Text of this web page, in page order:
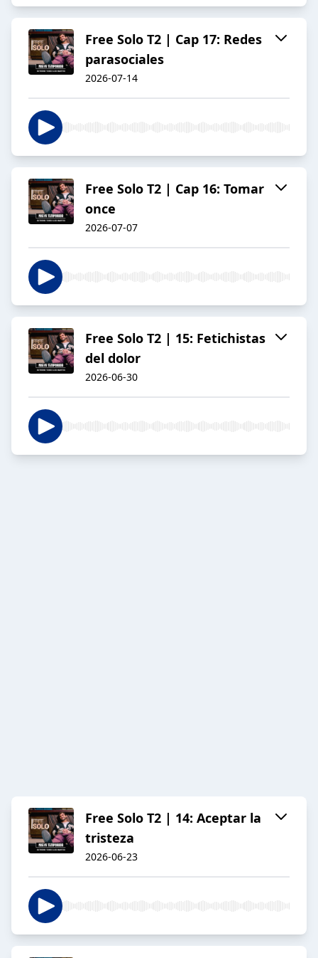
Free Solo T2 | Cap 17: Redes
parasociales
2026-07-14
Free Solo T2 | Cap 16: Tomar
once
2026-07-07
Free Solo T2 | 15: Fetichistas
del dolor
2026-06-30
Free Solo T2 | 14: Aceptar la
tristeza
2026-06-23